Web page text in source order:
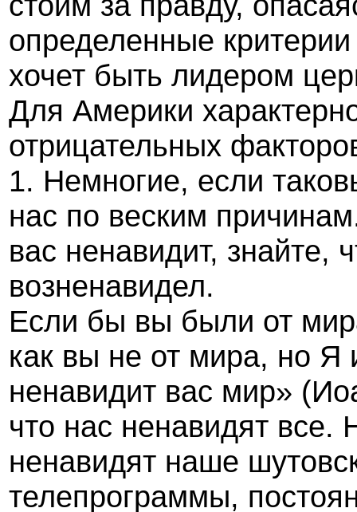
определенные
хочет быть лидером
Для Америки
отрицательных
1. Немногие, если
нас по веским
вас ненавидит, знайте,
возненавидел.
Если бы вы были от
как вы не от мира, но Я
ненавидит вас мир»
что нас ненавидят
ненавидят наше
телепрограммы,